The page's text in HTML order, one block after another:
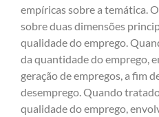
empíricas sobre a temática.
sobre duas dimensões
qualidade do emprego.
da quantidade do emprego,
geração de empregos, a fim
desemprego. Quando
qualidade do emprego,